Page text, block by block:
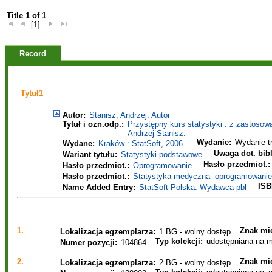
Title 1 of 1
[1]
Record
Tytuł1
Autor: Stanisz, Andrzej. Autor
Tytuł i ozn.odp.: Przystępny kurs statystyki : z
Andrzej Stanisz.
Wydane: Kraków : StatSoft, 2006. Wydanie: Wydanie
Wariant tytułu: Statystyki podstawowe
Uwaga dot.
Hasło przedmiot.: Oprogramowanie
Hasło przedmiot.:
Hasło przedmiot.: Statystyka medyczna--
Name Added Entry: StatSoft Polska. Wydawca pbl
1. Lokalizacja egzemplarza: 1 BG - wolny dostęp
Znak
Numer pozycji: 104864 Typ kolekcji: udostępniana na
2. Lokalizacja egzemplarza: 2 BG - wolny dostęp
Znak